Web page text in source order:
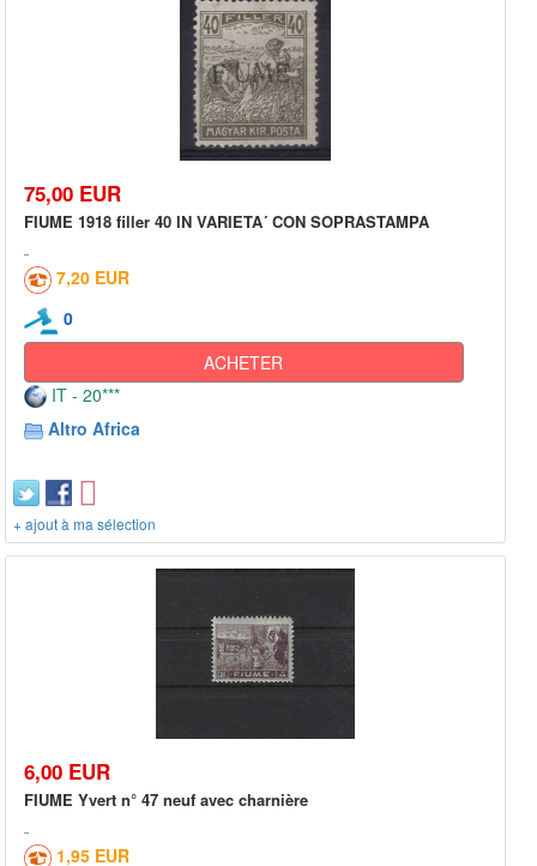
75,00 EUR
FIUME 1918 filler 40 IN VARIETA´ CON SOPRASTAMPA
7,20 EUR
0
ACHETER
IT - 20***
Altro Africa
+ ajout à ma sélection
6,00 EUR
FIUME Yvert n° 47 neuf avec charnière
1,95 EUR